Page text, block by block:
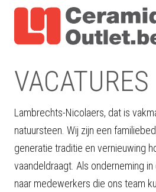
VACATURES
Lambrechts-Nicolaers, dat is
natuursteen. Wij zijn een
generatie traditie en vernieuwing
vaandeldraagt. Als onderneming
naar medewerkers die ons team